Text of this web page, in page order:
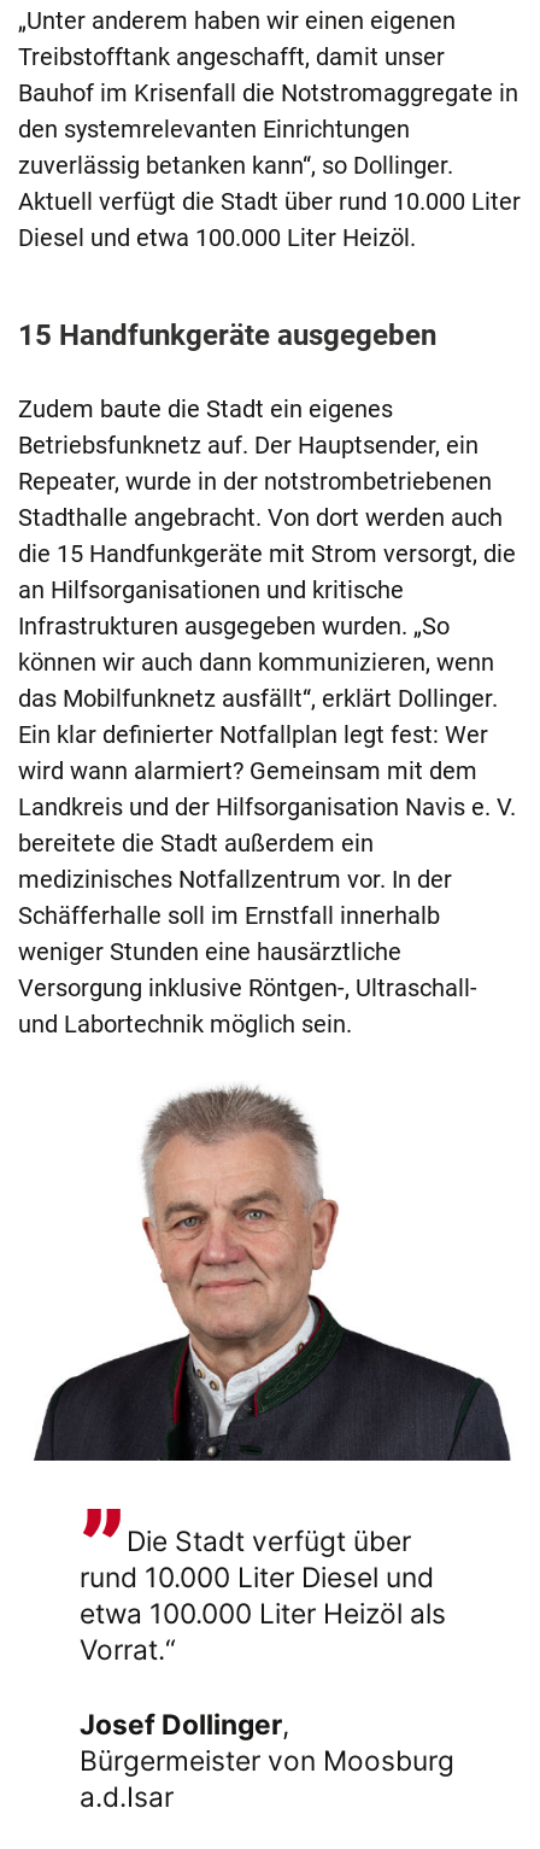
„Unter anderem haben wir einen eigenen
Treibstofftank angeschafft, damit unser
Bauhof im Krisenfall die Notstromaggregate in
den systemrelevanten Einrichtungen
zuverlässig betanken kann“, so Dollinger.
Aktuell verfügt die Stadt über rund 10.000 Liter
Diesel und etwa 100.000 Liter Heizöl.
15 Handfunkgeräte ausgegeben
Zudem baute die Stadt ein eigenes
Betriebsfunknetz auf. Der Hauptsender, ein
Repeater, wurde in der notstrombetriebenen
Stadthalle angebracht. Von dort werden auch
die 15 Handfunkgeräte mit Strom versorgt, die
an Hilfsorganisationen und kritische
Infrastrukturen ausgegeben wurden. „So
können wir auch dann kommunizieren, wenn
das Mobilfunknetz ausfällt“, erklärt Dollinger.
Ein klar definierter Notfallplan legt fest: Wer
wird wann alarmiert? Gemeinsam mit dem
Landkreis und der Hilfsorganisation Navis e. V.
bereitete die Stadt außerdem ein
medizinisches Notfallzentrum vor. In der
Schäfferhalle soll im Ernstfall innerhalb
weniger Stunden eine hausärztliche
Versorgung inklusive Röntgen-, Ultraschall-
und Labortechnik möglich sein.
Die Stadt verfügt über
rund 10.000 Liter Diesel und
etwa 100.000 Liter Heizöl als
Vorrat.“
Josef Dollinger,
Bürgermeister von Moosburg
a.d.Isar